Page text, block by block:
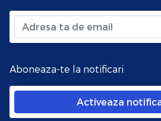
Aboneaza-te la notificari
Activeaza